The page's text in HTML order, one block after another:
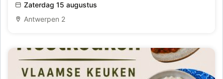
Antwerpen-Kiel
Zaterdag 15 augustus
Antwerpen 2